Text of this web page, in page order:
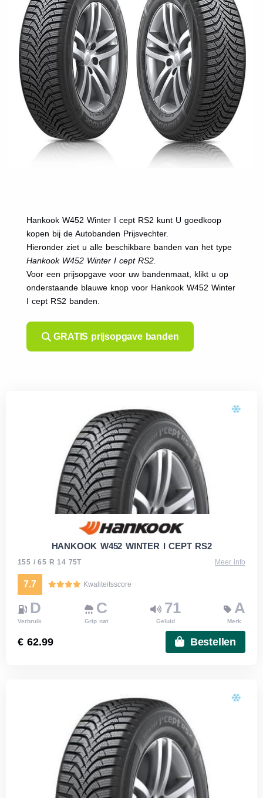
Hankook W452 Winter I cept RS2 kunt U goedkoop
kopen bij de Autobanden Prijsvechter.
Hieronder ziet u alle beschikbare banden van het type
Hankook W452 Winter I cept RS2.
Voor een prijsopgave voor uw bandenmaat, klikt u op
onderstaande blauwe knop voor Hankook W452 Winter
I cept RS2 banden.
GRATIS prijsopgave banden
HANKOOK W452 WINTER I CEPT RS2
155 / 65 R 14 75T Meer info
7.7 Kwaliteitsscore
D
Verbruik
C
Grip nat
71
Geluid
A
Merk
€ 62.99 Bestellen